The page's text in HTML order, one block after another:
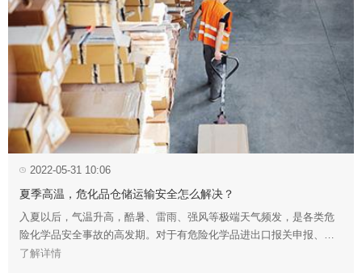
2022-05-31 10:06
夏季高温，危化品仓储运输安全怎么解决？
入夏以后，气温升高，酷暑、雷雨、强风等极端天气频发，是各类危
险化学品安全事故的高发期。对于有危险化学品进出口报关申报、运
输装卸、仓储加固等需求的企业单位，如何安全高效地完成相关作业
了解详情